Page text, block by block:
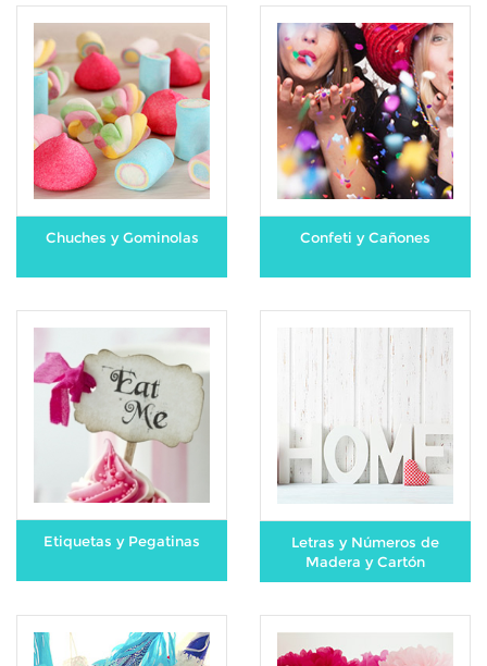
Chuches y Gominolas Confeti y Cañones
Etiquetas y Pegatinas
Letras y Números de
Madera y Cartón